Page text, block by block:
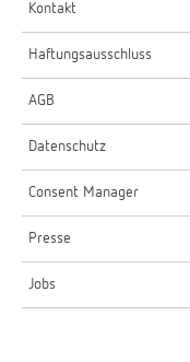
Kontakt
Haftungsausschluss
AGB
Datenschutz
Consent Manager
Presse
Jobs